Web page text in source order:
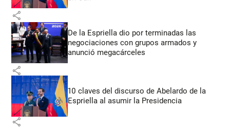
share
De la Espriella dio por terminadas las
negociaciones con grupos armados y
anunció megacárceles
share
10 claves del discurso de Abelardo de la
Espriella al asumir la Presidencia
share